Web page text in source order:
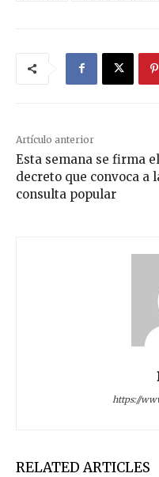
Artículo anterior
Esta semana se firma el
decreto que convoca a
consulta popular
https://
RELATED ARTICLES